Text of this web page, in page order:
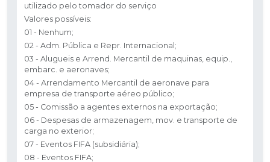
utilizado pelo tomador do serviço
Valores possíveis:
01 - Nenhum;
02 - Adm. Pública e Repr. Internacional;
03 - Alugueis e Arrend. Mercantil de maquinas, equip.,
embarc. e aeronaves;
04 - Arrendamento Mercantil de aeronave para
empresa de transporte aéreo público;
05 - Comissão a agentes externos na exportação;
06 - Despesas de armazenagem, mov. e transporte de
carga no exterior;
07 - Eventos FIFA (subsidiária);
08 - Eventos FIFA;